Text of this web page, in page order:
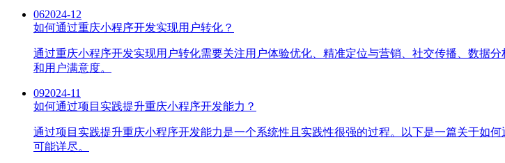
062024-12
如何通过重庆小程序开发实现用户转化？
通过重庆小程序开发实现用户转化需要关注用户体验优化、精准定位与营销、社交传播、数据
和用户满意度。
092024-11
如何通过项目实践提升重庆小程序开发能力？
通过项目实践提升重庆小程序开发能力是一个系统性且实践性很强的过程。以下是一篇关于如
可能详尽。